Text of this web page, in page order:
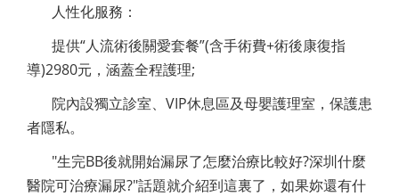
人性化服務：
提供“人流術後關愛套餐”(含手術費+術後康復指
導)2980元，涵蓋全程護理;
院內設獨立診室、VIP休息區及母嬰護理室，保護患
者隱私。
"生完BB後就開始漏尿了怎麼治療比較好?深圳什麼
醫院可治療漏尿?"話題就介紹到這裏了，如果妳還有什